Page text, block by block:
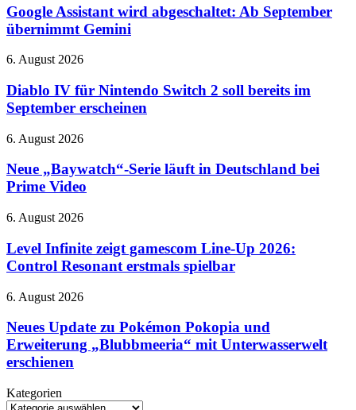
wird
abgeschaltet:
Ab
übernimmt
Google Assistant wird abgeschaltet: Ab September
übernimmt Gemini
Diablo
für
Nintendo
Switch
soll
im
September
6. August 2026
Diablo IV für Nintendo Switch 2 soll bereits im
September erscheinen
Neue
Serie
läuft
in
bei
Video
6. August 2026
Neue „Baywatch“-Serie läuft in Deutschland bei
Prime Video
Level
zeigt
gamescom
Line-
2026:
Resonant
erstmals
spielbar
6. August 2026
Level Infinite zeigt gamescom Line-Up 2026:
Control Resonant erstmals spielbar
Neues
zu
Pokémon
Pokopia
und
„Blubbmeeria“
6. August 2026
Neues Update zu Pokémon Pokopia und
Erweiterung „Blubbmeeria“ mit Unterwasserwelt
erschienen
Kategorien
Kategorien